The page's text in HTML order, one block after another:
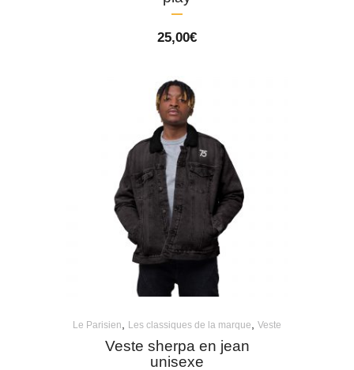
25,00€
Le Parisien Les classiques de la marque Veste
Veste sherpa en jean
unisexe